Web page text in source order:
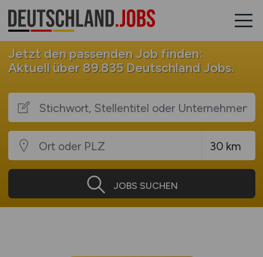
Jetzt den passenden Job finden:
Aktuell über 89.835 Deutschland Jobs.
JOBS SUCHEN